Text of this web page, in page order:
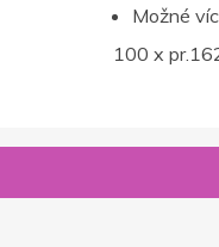
Možné
100 x